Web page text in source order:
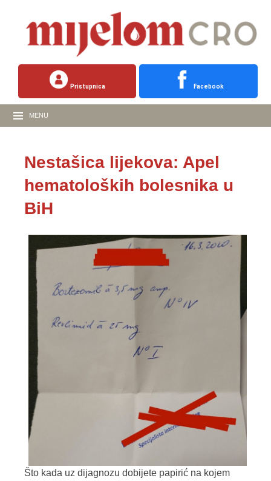
Pristupnica Facebook
MENU
Nestašica lijekova: Apel
hematoloških bolesnika u
BiH
Što kada uz dijagnozu dobijete papirić na kojem